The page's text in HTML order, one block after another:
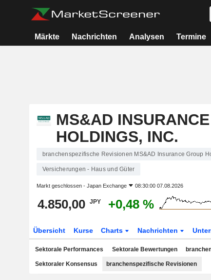
Märkte Nachrichten Analysen Termine
MS&AD
HOLDINGS, INC.
branchenspezifische Revisionen MS&AD Insurance Group
Versicherungen - Haus und Güter
Markt geschlossen - Japan Exchange 08:30:00 07.08.2026
4.850,00 JPY +0,48 %
Übersicht Kurse Charts Nachrichten
Sektorale Performances Sektorale Bewertungen
Sektoraler Konsensus branchenspezifische Revisionen